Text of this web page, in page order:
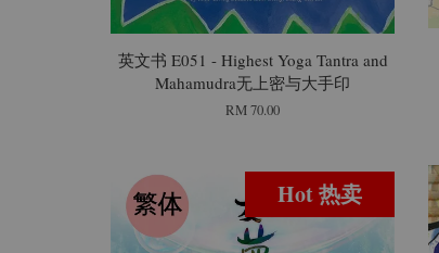
英文书 E051 - Highest Yoga Tantra and
Mahamudra无上密与大手印
RM 70.00
Hot 热卖